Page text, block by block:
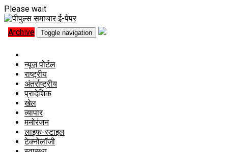
Please wait
Archive Toggle navigation
न्यूज़ पोर्टल
राष्ट्रीय
अंतर्राष्ट्रीय
प्रादेशिक
खेल
व्यापार
मनोरंजन
लाइफ-स्टाइल
टेक्नोलॉजी